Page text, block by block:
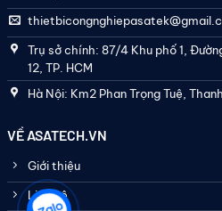
Trụ sở chính: 87/4 Khu phố 1,
12, TP. HCM
Hà Nội: Km2 Phan Trọng Tuệ,
VỀ ASATECH.VN
Giới thiệu
Liên hệ